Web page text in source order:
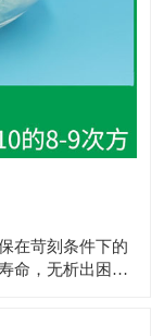
在苛刻条件下的
命，无析出困